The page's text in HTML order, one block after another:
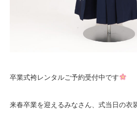
卒業式袴レンタルご予約受付中です
来春卒業を迎えるみなさん、式当日の衣